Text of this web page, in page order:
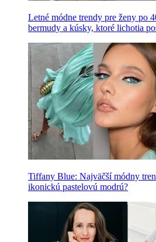
Letné módne trendy pre ženy po
bermudy a kúsky, ktoré lichotia
Tiffany Blue: Najväčší módny
ikonickú pastelovú modrú?